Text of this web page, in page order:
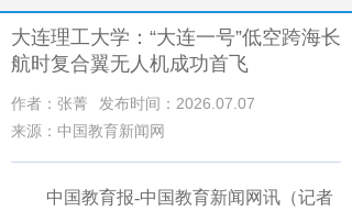
大连理工大学：“大连一号”低空跨海长
航时复合翼无人机成功首飞
作者：张菁
发布时间：2026.07.07
来源：中国教育新闻网
中国教育报-中国教育新闻网讯（记者